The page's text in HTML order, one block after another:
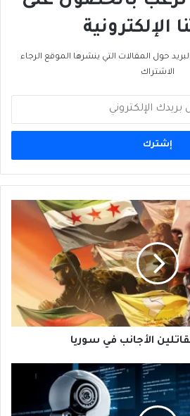
الإلكترونية
حول المقالات التي ينشرها الموقع الرجاء
الاشتراك
الأجانب في سوريا